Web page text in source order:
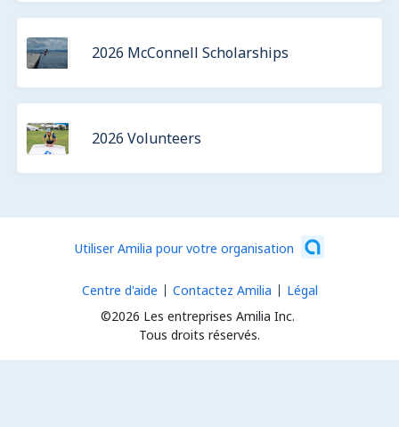
2026 McConnell Scholarships
2026 Volunteers
Utiliser Amilia pour votre organisation
©2026 Les entreprises Amilia Inc.
Tous droits réservés.
Centre d'aide Contactez Amilia Légal